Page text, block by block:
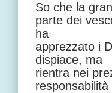
So che la gran
parte dei
ha
apprezzato i
dispiace, ma
rientra nei
responsabilità